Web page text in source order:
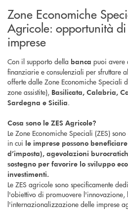
Zone Economiche
Agricole: opportunità
imprese
Con il supporto della banca puoi avere
finanziarie e consulenziali per sfruttare
offerte dalle Zone Economiche Speciali
zone assistite), Basilicata, Calabria,
Sardegna e Sicilia.
Cosa sono le ZES Agricole?
Le Zone Economiche Speciali (ZES)
in cui le imprese possono
d’imposta), agevolazioni
sostegno per favorire lo sviluppo
investimenti.
Le ZES agricole sono specificamente
l'obiettivo di promuovere l'innovazione,
l'internazionalizzazione delle imprese